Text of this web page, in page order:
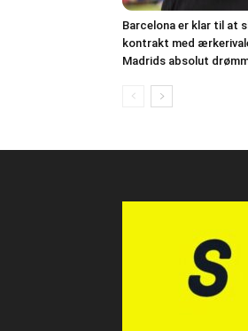
Barcelona er klar til at
kontrakt med
Madrids absolut